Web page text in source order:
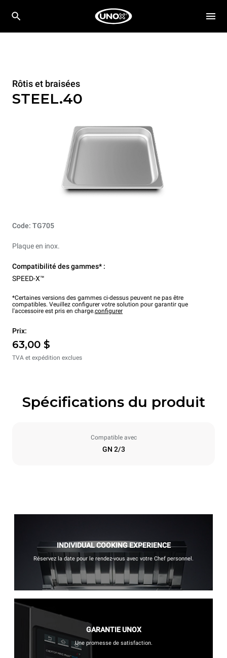
Rôtis et braisées
STEEL.40
Code: TG705
Plaque en inox.
Compatibilité des gammes* :
SPEED-X™
*Certaines versions des gammes ci-dessus peuvent ne pas être
compatibles. Veuillez configurer votre solution pour garantir que
l'accessoire est pris en charge.configurer
Prix:
63,00 $
TVA et expédition exclues
Spécifications du produit
Compatible avec
GN 2/3
INDIVIDUAL COOKING EXPERIENCE
Réservez la date pour le rendez-vous avec votre Chef personnel.
GARANTIE UNOX
Une promesse de satisfaction.